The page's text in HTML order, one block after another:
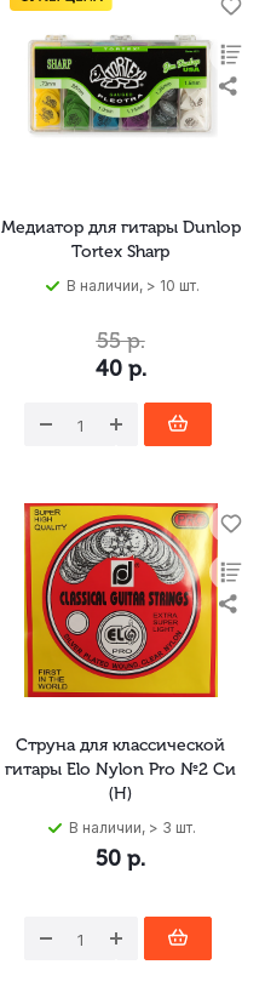
Медиатор для гитары Dunlop
Tortex Sharp
В наличии, > 10 шт.
40р.
55р.
Струна для классической
гитары Elo Nylon Pro №2 Си
(H)
В наличии, > 3 шт.
50 р.